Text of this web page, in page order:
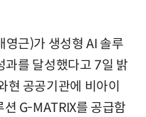
영근)가 생성형 AI 솔루
과를 달성했다고 7일 밝
현 공공기관에 비아이
G-MATRIX를 공급함